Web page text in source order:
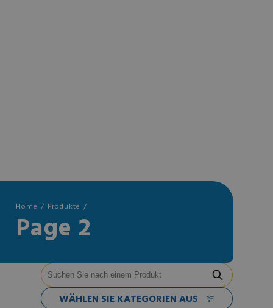
Home Produkte
Page 2
WÄHLEN SIE KATEGORIEN AUS